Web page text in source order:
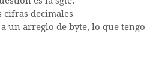
cifras decimales
un arreglo de byte, lo que tengo